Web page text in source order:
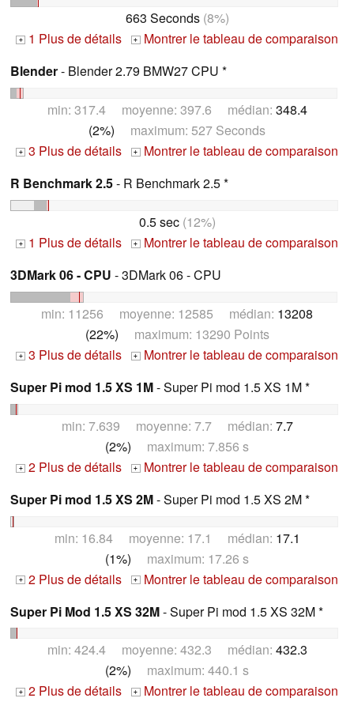
663 Seconds(8%)
+ 1 Plus de détails + Montrer le tableau de comparaison
Blender- Blender 2.79 BMW27 CPU *
min: 317.4 moyenne: 397.6 médian: 348.4
(2%) maximum: 527 Seconds
+ 3 Plus de détails + Montrer le tableau de comparaison
R Benchmark 2.5- R Benchmark 2.5 *
0.5 sec(12%)
+ 1 Plus de détails + Montrer le tableau de comparaison
3DMark 06 - CPU - 3DMark 06 - CPU
min: 11256 moyenne: 12585 médian: 13208
(22%) maximum: 13290 Points
+ 3 Plus de détails + Montrer le tableau de comparaison
Super Pi mod 1.5 XS 1M- Super Pi mod 1.5 XS 1M *
min: 7.639 moyenne: 7.7 médian: 7.7
(2%) maximum: 7.856 s
+ 2 Plus de détails + Montrer le tableau de comparaison
Super Pi mod 1.5 XS 2M- Super Pi mod 1.5 XS 2M *
min: 16.84 moyenne: 17.1 médian: 17.1
(1%) maximum: 17.26 s
+ 2 Plus de détails + Montrer le tableau de comparaison
Super Pi Mod 1.5 XS 32M- Super Pi mod 1.5 XS 32M *
min: 424.4 moyenne: 432.3 médian: 432.3
(2%) maximum: 440.1 s
+ 2 Plus de détails + Montrer le tableau de comparaison